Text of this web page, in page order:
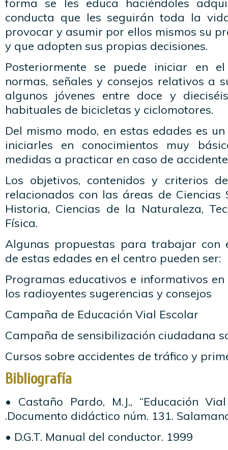
forma se les educa haciéndoles
conducta que les seguirán toda la
provocar y asumir por ellos mismos su
y que adopten sus propias decisiones.
Posteriormente se puede iniciar en
normas, señales y consejos relativos a
algunos jóvenes entre doce y
habituales de bicicletas y ciclomotores.
Del mismo modo, en estas edades es
iniciarles en conocimientos muy
medidas a practicar en caso de
Los objetivos, contenidos y criterios
relacionados con las áreas de Ciencias
Historia, Ciencias de la Naturaleza,
Física.
Algunas propuestas para trabajar con
de estas edades en el centro pueden ser:
Programas educativos e informativos
los radioyentes sugerencias y consejos
Campaña de Educación Vial Escolar
Campaña de sensibilización ciudadana
Cursos sobre accidentes de tráfico y
Bibliografía
• Castaño Pardo, M.J., “Educación
.Documento didáctico núm. 131.
• D.G.T. Manual del conductor. 1999